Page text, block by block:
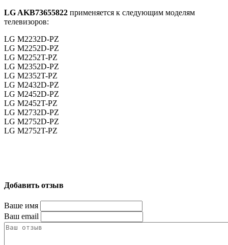
LG AKB73655822 применяется к следующим моделям
телевизоров:
LG M2232D-PZ
LG M2252D-PZ
LG M2252T-PZ
LG M2352D-PZ
LG M2352T-PZ
LG M2432D-PZ
LG M2452D-PZ
LG M2452T-PZ
LG M2732D-PZ
LG M2752D-PZ
LG M2752T-PZ
Добавить отзыв
Ваше имя
Ваш email